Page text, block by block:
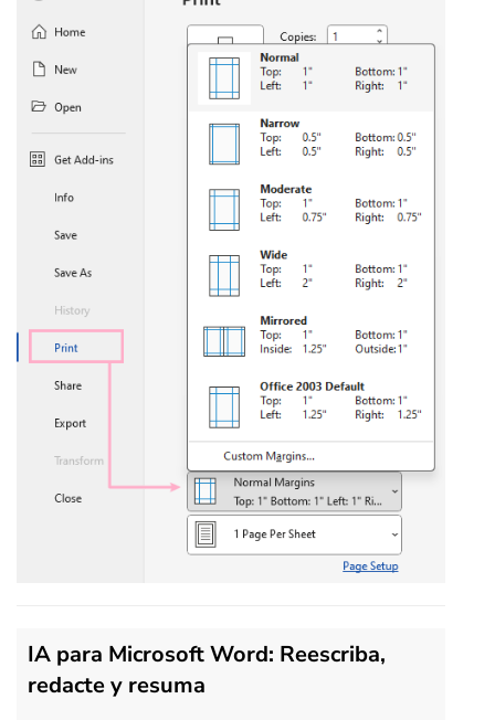
IA para Microsoft Word: Reescriba,
redacte y resuma